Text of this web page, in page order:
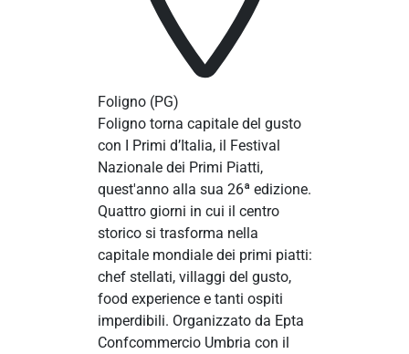
Foligno (PG)
Foligno torna capitale del gusto
con I Primi d’Italia, il Festival
Nazionale dei Primi Piatti,
quest'anno alla sua 26ª edizione.
Quattro giorni in cui il centro
storico si trasforma nella
capitale mondiale dei primi piatti:
chef stellati, villaggi del gusto,
food experience e tanti ospiti
imperdibili. Organizzato da Epta
Confcommercio Umbria con il